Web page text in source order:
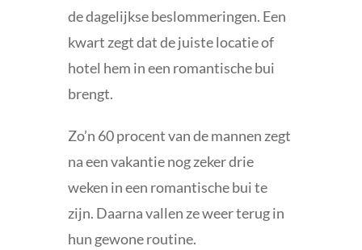
de dagelijkse beslommeringen. Een
kwart zegt dat de juiste locatie of
hotel hem in een romantische bui
brengt.
Zo’n 60 procent van de mannen zegt
na een vakantie nog zeker drie
weken in een romantische bui te
zijn. Daarna vallen ze weer terug in
hun gewone routine.